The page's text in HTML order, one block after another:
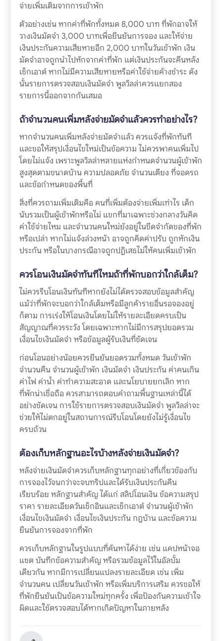
จ่ายเพิ่มเติมจากการเข้าพัก
ตัวอย่างเช่น หากค่าที่พักทั้งหมด 8,000 บาท ที่พักอาจให้
วางเงินมัดจำ 3,000 บาทเพื่อยืนยันการจอง และให้จ่าย
เงินประกันความเสียหายอีก 2,000 บาทในวันเข้าพัก เงิน
มัดจำอาจถูกนำไปหักจากค่าที่พัก แต่เงินประกันจะคืนหลัง
เช็กเอาต์ หากไม่มีความเสียหายหรือค่าใช้จ่ายค้างชำระ ดัง
นั้นรายการตรวจสอบเงินมัดจำ พูลวิลล่าควรแยกสอง
รายการนี้ออกจากกันเสมอ
ถ้าจำนวนคนเพิ่มหลังจ่ายมัดจำแล้วควรทำอย่างไร?
หากจำนวนคนเพิ่มหลังจ่ายมัดจำแล้ว ควรแจ้งที่พักทันที
และขอให้สรุปเงื่อนไขใหม่เป็นข้อความ ไม่ควรพาคนเพิ่มไป
โดยไม่แจ้ง เพราะพูลวิลล่าหลายแห่งกำหนดจำนวนผู้เข้าพัก
สูงสุดตามขนาดบ้าน ความปลอดภัย จำนวนเตียง ที่จอดรถ
และข้อกำหนดของพื้นที่
สิ่งที่ควรถามเพิ่มเติมคือ คนที่เพิ่มต้องจ่ายเพิ่มเท่าไร เด็ก
นับรวมเป็นผู้เข้าพักหรือไม่ แขกที่มาเฉพาะช่วงกลางวันคิด
ค่าใช้จ่ายไหม และจำนวนคนใหม่ยังอยู่ในขีดจำกัดของที่พัก
หรือเปล่า หากไม่แจ้งล่วงหน้า อาจถูกคิดค่าปรับ ถูกหักเงิน
ประกัน หรือในบางกรณีอาจถูกปฏิเสธไม่ให้คนเพิ่มเข้าพัก
ควรโอนเงินมัดจำทันทีไหมถ้าที่พักบอกว่าใกล้เต็ม?
ไม่ควรรีบโอนเงินทันทีหากยังไม่ได้ตรวจสอบข้อมูลสำคัญ
แม้ว่าที่พักจะบอกว่าใกล้เต็มหรือมีลูกค้ารายอื่นรอจองอยู่
ก็ตาม การเร่งให้โอนเงินโดยไม่ให้รายละเอียดครบเป็น
สัญญาณที่ควรระวัง โดยเฉพาะหากไม่มีการสรุปยอดรวม
เงื่อนไขเงินมัดจำ หรือข้อมูลผู้รับเงินที่ชัดเจน
ก่อนโอนอย่างน้อยควรยืนยันยอดรวมทั้งหมด วันเข้าพัก
จำนวนคืน จำนวนผู้เข้าพัก เงินมัดจำ เงินประกัน ค่าคนเกิน
ค่าไฟ ค่าน้ำ ค่าทำความสะอาด และนโยบายยกเลิก หาก
ที่พักน่าเชื่อถือ ควรสามารถตอบคำถามพื้นฐานเหล่านี้ได้
อย่างชัดเจน การใช้รายการตรวจสอบเงินมัดจำ พูลวิลล่าจะ
ช่วยให้ไม่ตกอยู่ในสถานการณ์รีบโอนโดยยังไม่รู้เงื่อนไข
ครบถ้วน
ต้องเก็บหลักฐานอะไรบ้างหลังจ่ายเงินมัดจำ?
หลังจ่ายเงินมัดจำควรเก็บหลักฐานทุกอย่างที่เกี่ยวข้องกับ
การจองไว้จนกว่าจะจบทริปและได้รับเงินประกันคืน
เรียบร้อย หลักฐานสำคัญ ได้แก่ สลิปโอนเงิน ข้อความสรุป
ราคา รายละเอียดวันเช็กอินและเช็กเอาต์ จำนวนผู้เข้าพัก
เงื่อนไขเงินมัดจำ เงื่อนไขเงินประกัน กฎบ้าน และข้อความ
ยืนยันการจองจากที่พัก
ควรเก็บหลักฐานในรูปแบบที่ค้นหาได้ง่าย เช่น แคปหน้าจอ
แชต บันทึกข้อความสำคัญ หรือรวมข้อมูลไว้ในอัลบั้ม
เดียวกัน หากมีการเปลี่ยนแปลงรายละเอียด เช่น เพิ่ม
จำนวนคน เปลี่ยนวันเข้าพัก หรือเพิ่มบริการเสริม ควรขอให้
ที่พักยืนยันเป็นข้อความใหม่ทุกครั้ง เพื่อป้องกันความเข้าใจ
ผิดและใช้ตรวจสอบได้หากเกิดปัญหาในภายหลัง